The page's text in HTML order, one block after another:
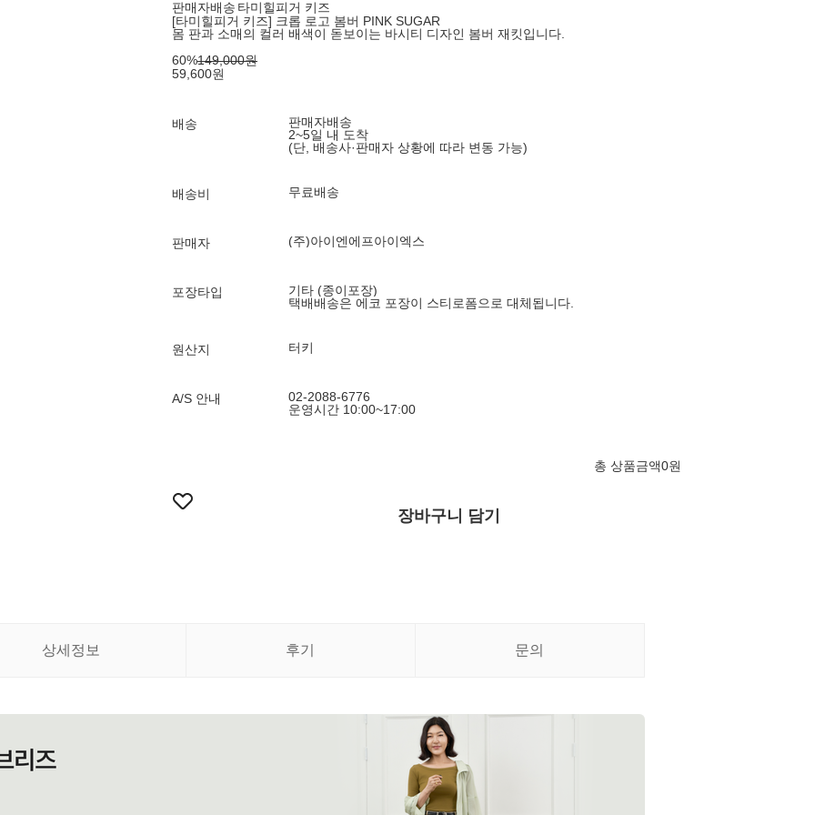
판매자배송 타미힐피거 키즈
[타미힐피거 키즈] 크롭 로고 봄버 PINK SUGAR
몸 판과 소매의 컬러 배색이 돋보이는 바시티 디자인 봄버 재킷입니다.
60%149,000원
59,600원
배송
판매자배송
2~5일 내 도착
(단, 배송사·판매자 상황에 따라 변동 가능)
배송비 무료배송
판매자 (주)아이엔에프아이엑스
포장타입
기타 (종이포장)
택배배송은 에코 포장이 스티로폼으로 대체됩니다.
원산지 터키
A/S 안내
02-2088-6776
운영시간 10:00~17:00
총 상품금액0원
장바구니 담기
상세정보 후기 문의